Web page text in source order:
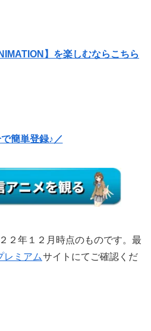
】を楽しむならこちら
簡単登録♪／
２年１２月時点のものです。最
レミアムサイトにてご確認くだ